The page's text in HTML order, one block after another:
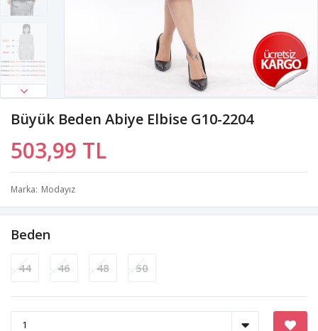
Büyük Beden Abiye Elbise G10-2204
503,99 TL
Marka Modayız
Beden
44 46 48 50